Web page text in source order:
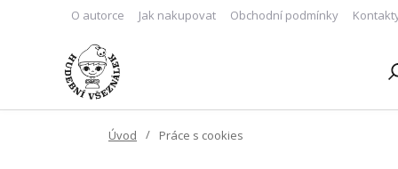
O autorce Jak nakupovat Obchodní podmínky
Úvod Práce s cookies